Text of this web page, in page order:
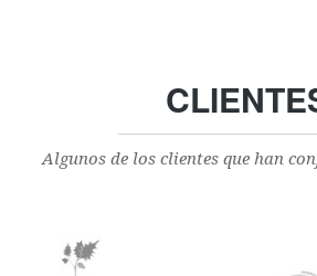
Algunos de los clientes que han